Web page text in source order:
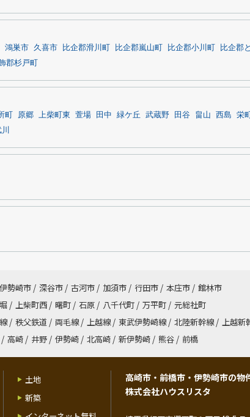
鴻巣市 久喜市 比企郡滑川町 比企郡嵐山町 比企郡小川町 比企郡
郡杉戸町
町 原郷 上柴町東 萱場 田中 緑ケ丘 武蔵野 田谷 畠山 西島 栄町
伊勢崎市 / 深谷市 / 古河市 / 加須市 / 行田市 / 本庄市 / 館林市
/ 上柴町西 / 曙町 / 石原 / 八千代町 / 万平町 / 元総社町
/ 秩父鉄道 / 両毛線 / 上越線 / 東武伊勢崎線 / 北陸新幹線 / 上越新
/ 高崎 / 井野 / 伊勢崎 / 北高崎 / 新伊勢崎 / 熊谷 / 前橋
土地
新築
高崎市・前橋市・伊勢崎市の物
株式会社ハウスリスタ